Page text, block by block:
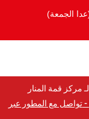
تواصل مع المطور عبر